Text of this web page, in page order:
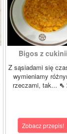
Bigos z cukinii
Z sąsiadami się
wymieniamy
rzeczami, tak... ⇖
Zobacz przepis!